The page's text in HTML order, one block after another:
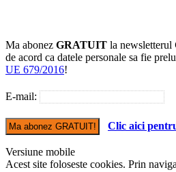
Ma abonez GRATUIT la newsletterul
de acord ca datele personale sa fie
UE 679/2016!
E-mail:
Clic aici
Versiune mobile
Acest site foloseste cookies. Prin